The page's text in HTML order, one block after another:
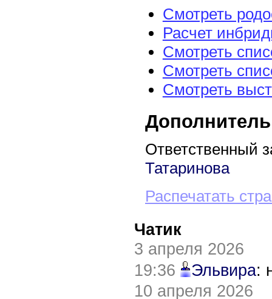
Смотреть
Расчет
Смотреть
Смотреть
Смотреть
Ответственный
Татаринова
Распечатать
Чатик
3 апреля 2026
19:36
Эльвира:
10 апреля 2026